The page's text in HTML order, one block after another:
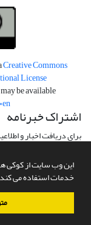
این وب سایت از کوکی ها
خدمات استفاده می
Creative Commons
License
be available
اشتراک خبرنامه
برای دریافت اخبار و
سامانه مدیریت